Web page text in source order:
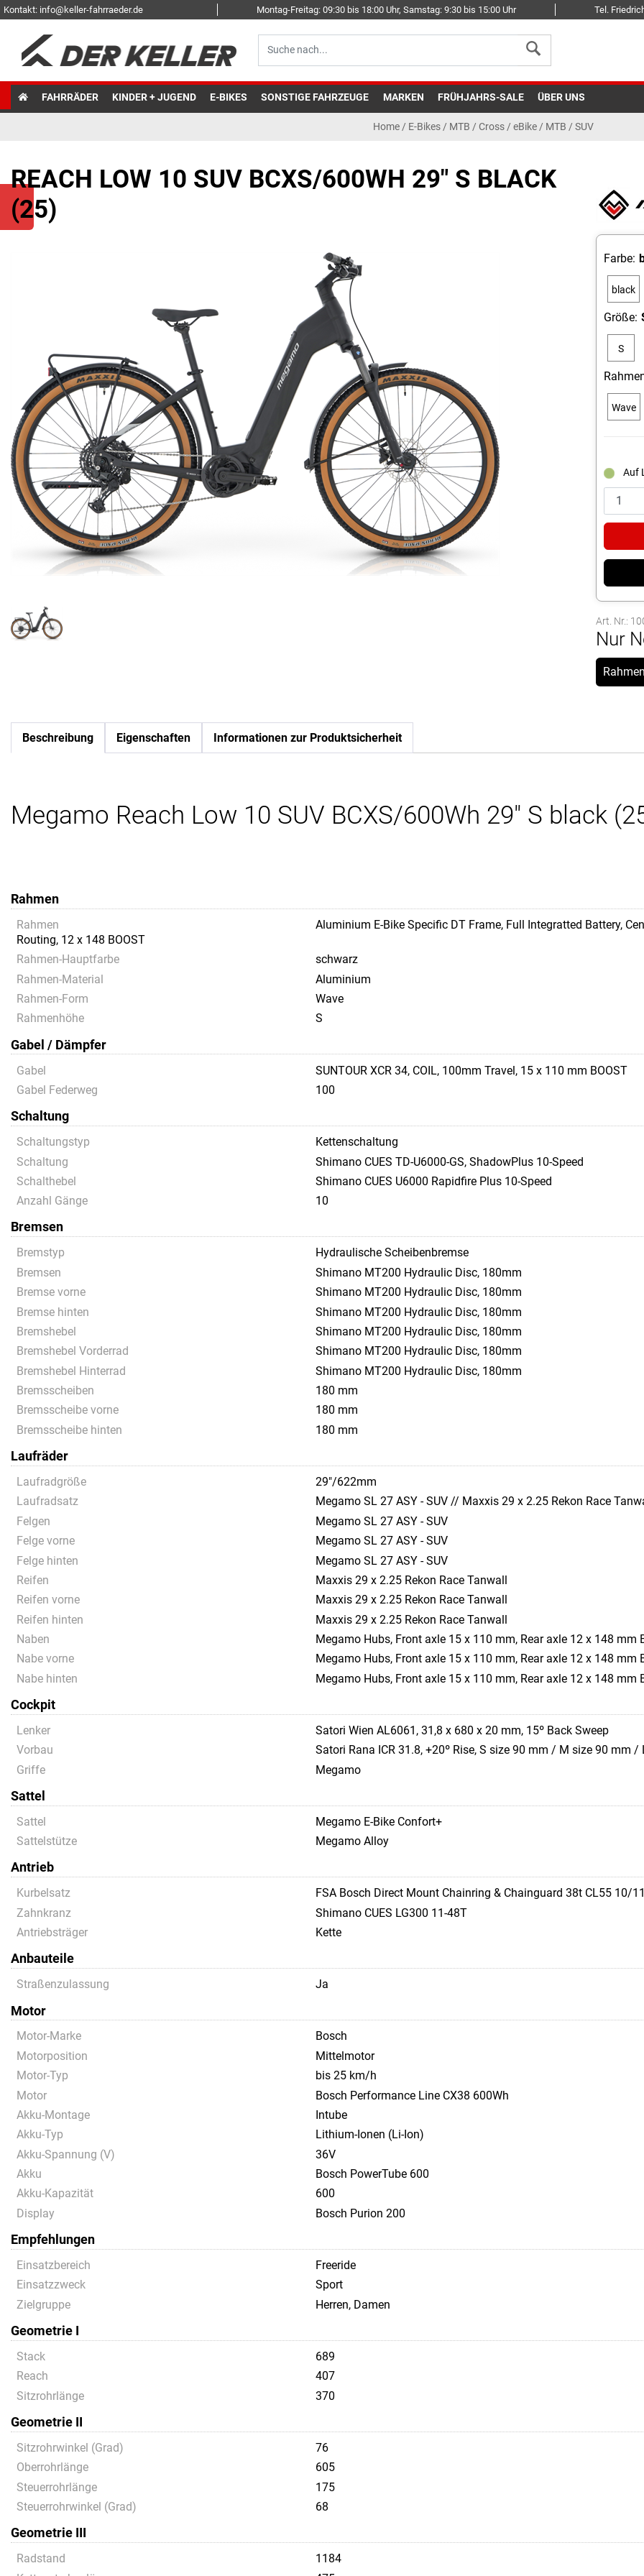
Kontakt: info@keller-fahrraeder.de Montag-Freitag: 09:30 bis 18:00 Uhr, Samstag: 9:30 bis 15:00 Uhr Tel.
FAHRRÄDER KINDER + JUGEND E-BIKES SONSTIGE FAHRZEUGE MARKEN FRÜHJAHRS-SALE ÜBER UNS
Home/ E-Bikes/ MTB / Cross/ eBike / MTB / SUV
REACH LOW 10 SUV BCXS/600WH 29" S BLACK
(25)
Farbe:
black
Größe:
S
Wave
Auf
Art. Nr.:
Nur
Beschreibung Eigenschaften Informationen zur Produktsicherheit
Megamo Reach Low 10 SUV BCXS/600Wh 29" S black
Rahmen
Rahmen
Aluminium E-Bike Specific DT Frame, Full Integratted Battery,
Routing, 12 x 148 BOOST
Rahmen-Hauptfarbe
schwarz
Rahmen-Material
Aluminium
Rahmen-Form
Wave
Rahmenhöhe
S
Gabel / Dämpfer
Gabel
SUNTOUR XCR 34, COIL, 100mm Travel, 15 x 110 mm BOOST
Gabel Federweg
100
Schaltung
Schaltungstyp
Kettenschaltung
Schaltung
Shimano CUES TD-U6000-GS, ShadowPlus 10-Speed
Schalthebel
Shimano CUES U6000 Rapidfire Plus 10-Speed
Anzahl Gänge
10
Bremsen
Bremstyp
Hydraulische Scheibenbremse
Bremsen
Shimano MT200 Hydraulic Disc, 180mm
Bremse vorne
Shimano MT200 Hydraulic Disc, 180mm
Bremse hinten
Shimano MT200 Hydraulic Disc, 180mm
Bremshebel
Shimano MT200 Hydraulic Disc, 180mm
Bremshebel Vorderrad
Shimano MT200 Hydraulic Disc, 180mm
Bremshebel Hinterrad
Shimano MT200 Hydraulic Disc, 180mm
Bremsscheiben
180 mm
Bremsscheibe vorne
180 mm
Bremsscheibe hinten
180 mm
Laufräder
Laufradgröße
29"/622mm
Laufradsatz
Megamo SL 27 ASY - SUV // Maxxis 29 x 2.25 Rekon Race
Felgen
Megamo SL 27 ASY - SUV
Felge vorne
Megamo SL 27 ASY - SUV
Felge hinten
Megamo SL 27 ASY - SUV
Reifen
Maxxis 29 x 2.25 Rekon Race Tanwall
Reifen vorne
Maxxis 29 x 2.25 Rekon Race Tanwall
Reifen hinten
Maxxis 29 x 2.25 Rekon Race Tanwall
Naben
Megamo Hubs, Front axle 15 x 110 mm, Rear axle 12 x 148 mm
Nabe vorne
Megamo Hubs, Front axle 15 x 110 mm, Rear axle 12 x 148 mm
Nabe hinten
Megamo Hubs, Front axle 15 x 110 mm, Rear axle 12 x 148 mm
Cockpit
Lenker
Satori Wien AL6061, 31,8 x 680 x 20 mm, 15º Back Sweep
Vorbau
Satori Rana ICR 31.8, +20º Rise, S size 90 mm / M size 90
Griffe
Megamo
Sattel
Sattel
Megamo E-Bike Confort+
Sattelstütze
Megamo Alloy
Antrieb
Kurbelsatz
FSA Bosch Direct Mount Chainring & Chainguard 38t CL55 10/
Zahnkranz
Shimano CUES LG300 11-48T
Antriebsträger
Kette
Anbauteile
Straßenzulassung Ja
Motor
Motor-Marke
Bosch
Motorposition
Mittelmotor
Motor-Typ
bis 25 km/h
Motor
Bosch Performance Line CX38 600Wh
Akku-Montage
Intube
Akku-Typ
Lithium-Ionen (Li-Ion)
Akku-Spannung (V)
36V
Akku
Bosch PowerTube 600
Akku-Kapazität
600
Display
Bosch Purion 200
Empfehlungen
Einsatzbereich
Freeride
Einsatzzweck
Sport
Zielgruppe
Herren, Damen
Geometrie I
Stack
689
Reach
407
Sitzrohrlänge
370
Geometrie II
Sitzrohrwinkel (Grad)
76
Oberrohrlänge
605
Steuerrohrlänge
175
Steuerrohrwinkel (Grad)
68
Geometrie III
Radstand
1184